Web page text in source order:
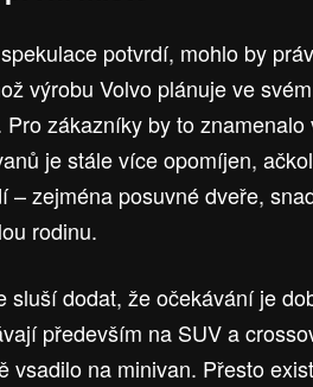
potvrdí, mohlo by
výrobu Volvo plánuje ve
Pro zákazníky by to
je stále více opomíjen,
– zejména posuvné dveře,
rodinu.
sluší dodat, že očekávání je
především na SUV a
vsadilo na minivan. Přesto